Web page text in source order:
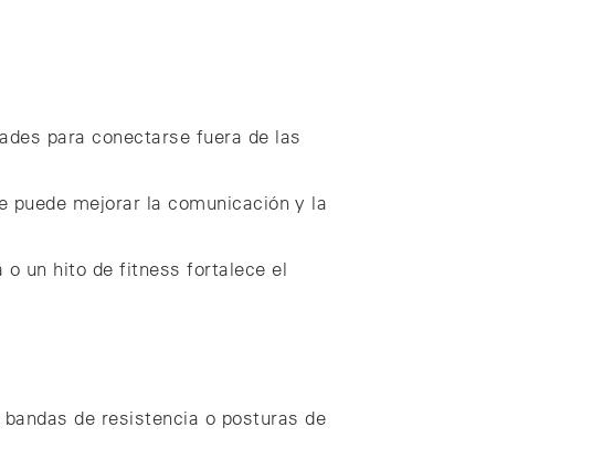
para conectarse fuera de las
mejorar la comunicación y la
o un hito de fitness fortalece el
de resistencia o posturas de